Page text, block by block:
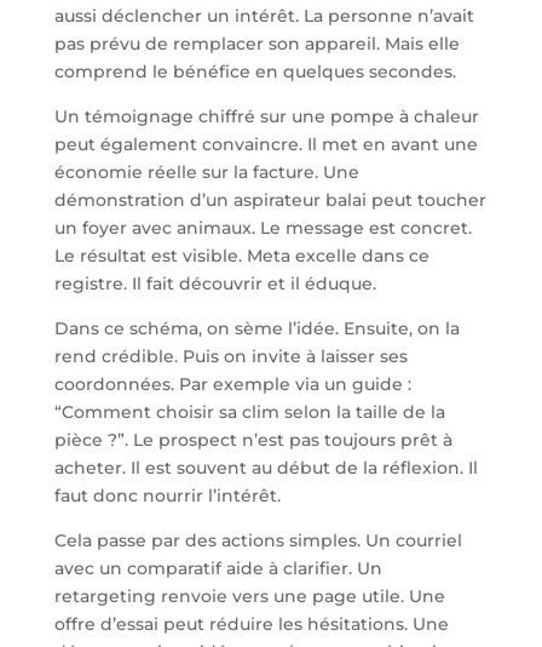
aussi déclencher un intérêt. La personne n’avait
pas prévu de remplacer son appareil. Mais elle
comprend le bénéfice en quelques secondes.
Un témoignage chiffré sur une pompe à chaleur
peut également convaincre. Il met en avant une
économie réelle sur la facture. Une
démonstration d’un aspirateur balai peut toucher
un foyer avec animaux. Le message est concret.
Le résultat est visible. Meta excelle dans ce
registre. Il fait découvrir et il éduque.
Dans ce schéma, on sème l’idée. Ensuite, on la
rend crédible. Puis on invite à laisser ses
coordonnées. Par exemple via un guide :
“Comment choisir sa clim selon la taille de la
pièce ?”. Le prospect n’est pas toujours prêt à
acheter. Il est souvent au début de la réflexion. Il
faut donc nourrir l’intérêt.
Cela passe par des actions simples. Un courriel
avec un comparatif aide à clarifier. Un
retargeting renvoie vers une page utile. Une
offre d’essai peut réduire les hésitations. Une